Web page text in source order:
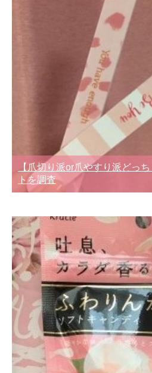
【爪切り派or爪やすり派どっ
トを調査